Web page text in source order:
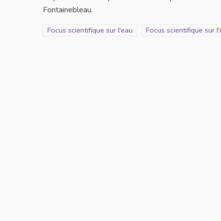
Fontainebleau.
Filtrer les résultats de la catégorie : Focus scientifique
Focus scientifique sur l'eau Filtrer les résultats
Focus scientifique sur